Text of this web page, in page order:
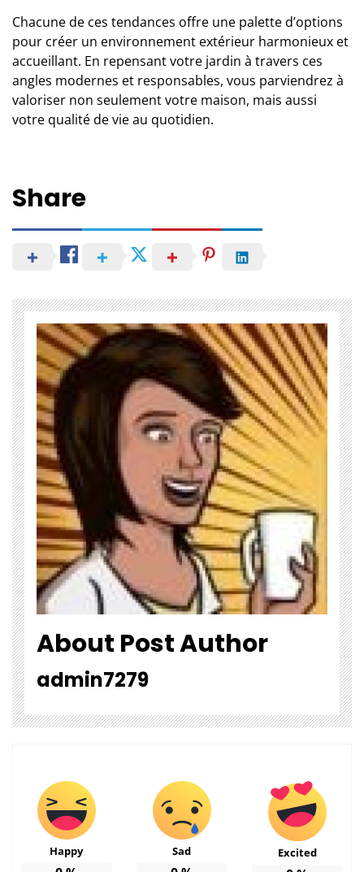
Chacune de ces tendances offre une palette d’options
pour créer un environnement extérieur harmonieux et
accueillant. En repensant votre jardin à travers ces
angles modernes et responsables, vous parviendrez à
valoriser non seulement votre maison, mais aussi
votre qualité de vie au quotidien.
Share
About Post Author
admin7279
Happy Sad Excited